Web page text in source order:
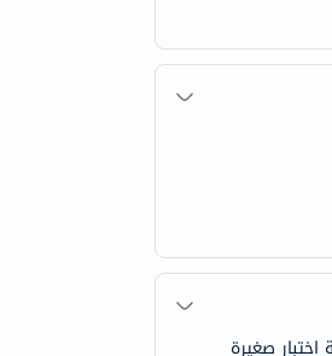
الملعقة لإزالة منطقة اختبار صغيرة